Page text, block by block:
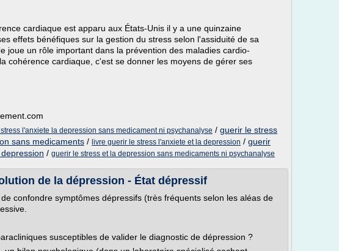
cardiaque est apparu aux États-Unis il y a une quinzaine
effets bénéfiques sur la gestion du stress selon l'assiduité de sa
joue un rôle important dans la prévention des maladies cardio-
cohérence cardiaque, c'est se donner les moyens de gérer ses
l'anxiete la depression sans medicament ni psychanalyse / guerir le stress
sans medicaments / livre guerir le stress l'anxiete et la depression / guerir
/ guerir le stress et la depression sans medicaments ni psychanalyse
de la dépression - État dépressif
confondre symptômes dépressifs (très fréquents selon les aléas de
susceptibles de valider le diagnostic de dépression ?